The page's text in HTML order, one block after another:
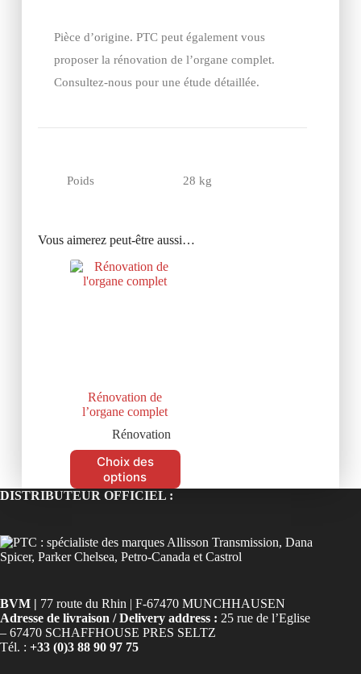
Pièce d’origine. PTC peut également vous
proposer la rénovation de l’organe complet.
Consultez-nous pour une étude détaillée.
Poids 28 kg
Vous aimerez peut-être aussi…
Rénovation de
l’organe complet
Rénovation
Choix des
options
DISTRIBUTEUR OFFICIEL :
BVM | 77 route du Rhin | F-67470 MUNCHHAUSEN
Adresse de livraison / Delivery address : 25 rue de l’Eglise
– 67470 SCHAFFHOUSE PRES SELTZ
Tél. : +33 (0)3 88 90 97 75